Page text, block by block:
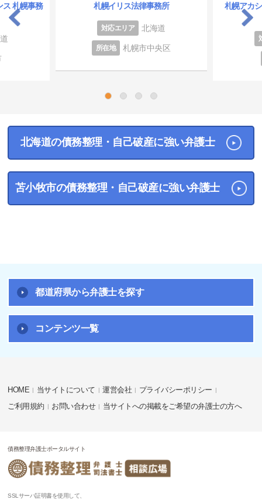
ス 札幌事務 札幌イリス法律事務所
対応エリア 北海道
所在地 札幌市中央区
札幌アカ
北海道の債務整理・自己破産に強い弁護士
苫小牧市の債務整理・自己破産に強い弁護士
都道府県から弁護士を探す
コンテンツ一覧
HOME 当サイトについて 運営会社
プライバシーポリシー
ご利用規約
お問い合わせ 当サイトへの掲載をご希望の弁護士の方へ
債務整理弁護士ポータルサイト
SSLサーバ証明書を使用して、